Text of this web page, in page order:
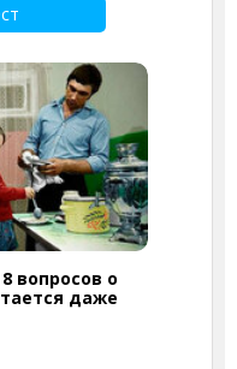
вопросов о
даже